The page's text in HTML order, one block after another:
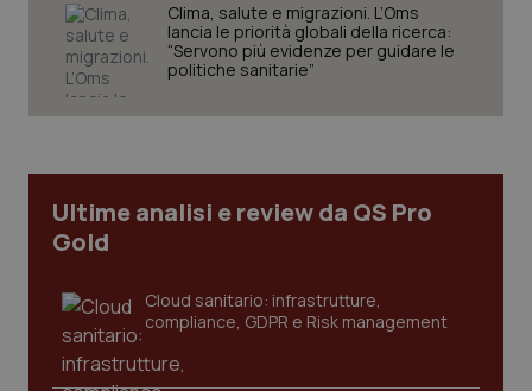
Clima, salute e migrazioni. L’Oms
lancia le priorità globali della ricerca:
“Servono più evidenze per guidare le
politiche sanitarie”
Ultime analisi e review da QS Pro
Gold
Cloud sanitario: infrastrutture,
compliance, GDPR e Risk management
VISITOR_PRIVACY_METADATA
YouTube
.youtube.com